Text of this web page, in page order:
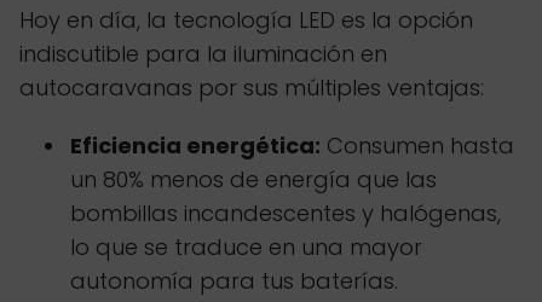
Hoy en día, la tecnología LED es la opción
indiscutible para la iluminación en
autocaravanas por sus múltiples ventajas:
Eficiencia energética: Consumen hasta
un 80% menos de energía que las
bombillas incandescentes y halógenas,
lo que se traduce en una mayor
autonomía para tus baterías.